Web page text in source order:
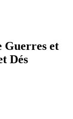
Guerres et
Dés